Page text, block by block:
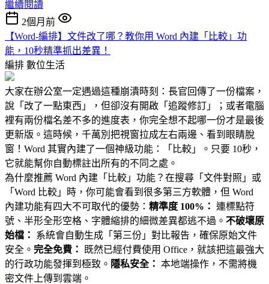
繼續閱讀
2個月前
【Word-編排】文件改了哪？教你用 Word 內建「比較」功
能，10秒精準抓出差異！
編排 數位生活
大家在辦公室一定遇過這種崩潰時刻：長官回傳了一份檔案，
說「改了一點東西」，但卻沒有開啟「追蹤修訂」；或者電腦
裡有兩份檔名差不多的進度表，你完全想不起哪一份才是最後
更新版。這時候，千萬別把視窗拉成左右兩邊、看到眼睛脫
窗！Word 其實內建了一個神級功能：「比較」。只要 10秒，
它就能幫你自動標註出所有的不同之處。
為什麼推薦 Word 內建「比較」功能？在搜尋「文件對照」或
「Word 比較」時，你可能會看到很多第三方軟體，但 Word
內建功能有四大不可取代的優勢： 精準度 100%： 連標點符
號、半形全形空格、字體縮排的細微差異都逃不過。 不破壞原
始檔：
系統會自動生成「第三份」對比報告，確保原始文件
安全。 完全免費：
既然已經付費使用 Office，就該把這最強大
的行政功能發揮到極致。 隱私安全： 本地端操作，不需將機
密文件上傳到雲端。